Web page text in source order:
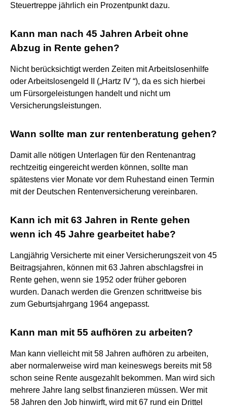
Steuertreppe jährlich ein Prozentpunkt dazu.
Kann man nach 45 Jahren Arbeit ohne
Abzug in Rente gehen?
Nicht berücksichtigt werden Zeiten mit Arbeitslosenhilfe
oder Arbeitslosengeld II („Hartz IV “), da es sich hierbei
um Fürsorgeleistungen handelt und nicht um
Versicherungsleistungen.
Wann sollte man zur rentenberatung gehen?
Damit alle nötigen Unterlagen für den Rentenantrag
rechtzeitig eingereicht werden können, sollte man
spätestens vier Monate vor dem Ruhestand einen Termin
mit der Deutschen Rentenversicherung vereinbaren.
Kann ich mit 63 Jahren in Rente gehen
wenn ich 45 Jahre gearbeitet habe?
Langjährig Versicherte mit einer Versicherungszeit von 45
Beitragsjahren, können mit 63 Jahren abschlagsfrei in
Rente gehen, wenn sie 1952 oder früher geboren
wurden. Danach werden die Grenzen schrittweise bis
zum Geburtsjahrgang 1964 angepasst.
Kann man mit 55 aufhören zu arbeiten?
Man kann vielleicht mit 58 Jahren aufhören zu arbeiten,
aber normalerweise wird man keineswegs bereits mit 58
schon seine Rente ausgezahlt bekommen. Man wird sich
mehrere Jahre lang selbst finanzieren müssen. Wer mit
58 Jahren den Job hinwirft, wird mit 67 rund ein Drittel